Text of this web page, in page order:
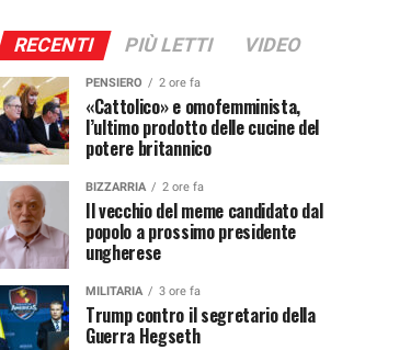
RECENTI PIÙ LETTI VIDEO
PENSIERO 2 ore fa
«Cattolico» e omofemminista,
l’ultimo prodotto delle cucine del
potere britannico
BIZZARRIA 2 ore fa
Il vecchio del meme candidato dal
popolo a prossimo presidente
ungherese
MILITARIA 3 ore fa
Trump contro il segretario della
Guerra Hegseth